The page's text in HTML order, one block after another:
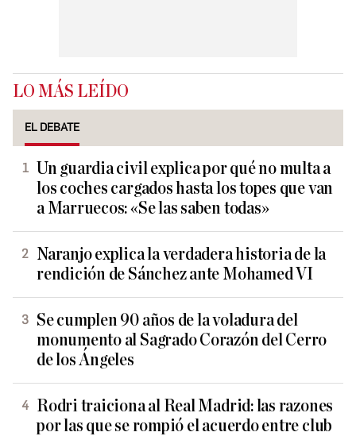
LO MÁS LEÍDO
EL DEBATE
Un guardia civil explica por qué no multa a
los coches cargados hasta los topes que van
a Marruecos: «Se las saben todas»
Naranjo explica la verdadera historia de la
rendición de Sánchez ante Mohamed VI
Se cumplen 90 años de la voladura del
monumento al Sagrado Corazón del Cerro
de los Ángeles
Rodri traiciona al Real Madrid: las razones
por las que se rompió el acuerdo entre club